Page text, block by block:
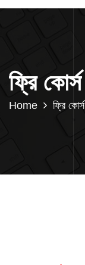
ফ্রি কোর্স
Home ফ্রি কোর্স